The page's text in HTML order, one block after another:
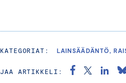
KATEGORIAT: LAINSÄÄDÄNTÖ,
JAA ARTIKKELI: